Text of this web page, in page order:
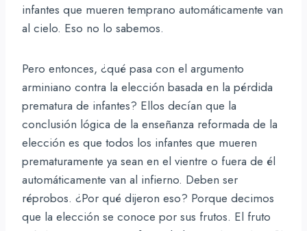
infantes que mueren temprano automáticamente van
al cielo. Eso no lo sabemos.
Pero entonces, ¿qué pasa con el argumento
arminiano contra la elección basada en la pérdida
prematura de infantes? Ellos decían que la
conclusión lógica de la enseñanza reformada de la
elección es que todos los infantes que mueren
prematuramente ya sean en el vientre o fuera de él
automáticamente van al infierno. Deben ser
réprobos. ¿Por qué dijeron eso? Porque decimos
que la elección se conoce por sus frutos. El fruto